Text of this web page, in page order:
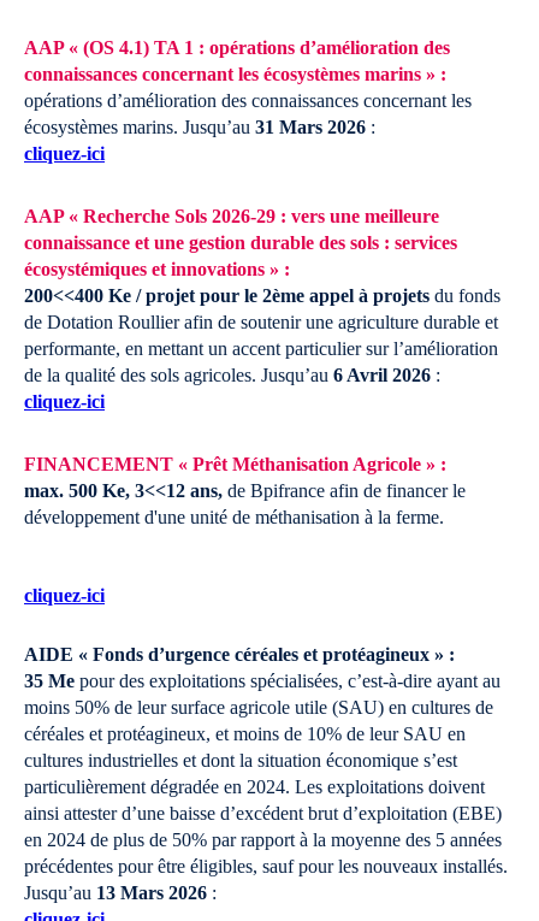
AAP « (OS 4.1) TA 1 : opérations d’amélioration des
connaissances concernant les écosystèmes marins » :
opérations d’amélioration des connaissances concernant les
écosystèmes marins. Jusqu’au 31 Mars 2026 :
cliquez-ici
AAP « Recherche Sols 2026-29 : vers une meilleure
connaissance et une gestion durable des sols : services
écosystémiques et innovations » :
200<<400 Ke / projet pour le 2ème appel à projets du fonds
de Dotation Roullier afin de soutenir une agriculture durable et
performante, en mettant un accent particulier sur l’amélioration
de la qualité des sols agricoles. Jusqu’au 6 Avril 2026 :
cliquez-ici
FINANCEMENT « Prêt Méthanisation Agricole » :
max. 500 Ke, 3<<12 ans, de Bpifrance afin de financer le
développement d'une unité de méthanisation à la ferme.
cliquez-ici
AIDE « Fonds d’urgence céréales et protéagineux » :
35 Me pour des exploitations spécialisées, c’est-à-dire ayant au
moins 50% de leur surface agricole utile (SAU) en cultures de
céréales et protéagineux, et moins de 10% de leur SAU en
cultures industrielles et dont la situation économique s’est
particulièrement dégradée en 2024. Les exploitations doivent
ainsi attester d’une baisse d’excédent brut d’exploitation (EBE)
en 2024 de plus de 50% par rapport à la moyenne des 5 années
précédentes pour être éligibles, sauf pour les nouveaux installés.
Jusqu’au 13 Mars 2026 :